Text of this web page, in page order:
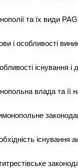
та їх види
і особливості
існування і
влада та її
існування